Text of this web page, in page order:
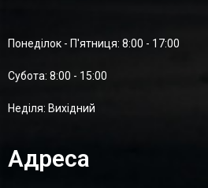
Понеділок - П'ятниця: 8:00 - 17:00
Суботa: 8:00 - 15:00
Неділя: Вихідний
Адреса